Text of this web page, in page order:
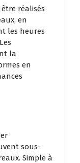
réalisés
en
les heures
la
en
sous-
Simple à